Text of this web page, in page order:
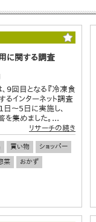
に関する調査
、9回目となる『冷凍食
るインターネット調査
～5日に実施し、
集めました。...
リサーチの続き
買い物
ショッパー
菜
おかず